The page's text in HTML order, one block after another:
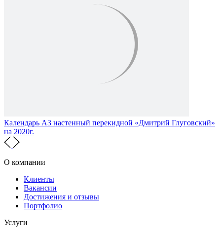
Календарь А3 настенный перекидной «Дмитрий Глуговский»
на 2020г.
О компании
Клиенты
Вакансии
Достижения и отзывы
Портфолио
Услуги